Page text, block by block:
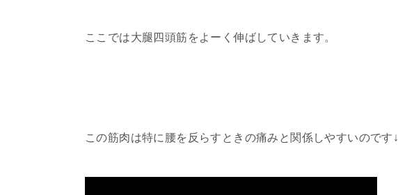
ここでは大腿四頭筋をよーく伸ばしていきます。
この筋肉は特に腰を反らすときの痛みと関係しやすいのです↓